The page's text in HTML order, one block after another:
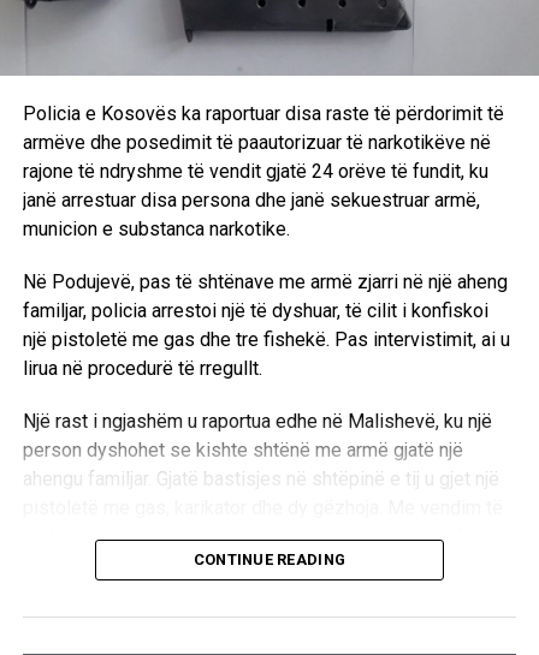
Policia e Kosovës ka raportuar disa raste të përdorimit të
armëve dhe posedimit të paautorizuar të narkotikëve në
rajone të ndryshme të vendit gjatë 24 orëve të fundit, ku
janë arrestuar disa persona dhe janë sekuestruar armë,
municion e substanca narkotike.
Në Podujevë, pas të shtënave me armë zjarri në një aheng
familjar, policia arrestoi një të dyshuar, të cilit i konfiskoi
një pistoletë me gas dhe tre fishekë. Pas intervistimit, ai u
lirua në procedurë të rregullt.
Një rast i ngjashëm u raportua edhe në Malishevë, ku një
person dyshohet se kishte shtënë me armë gjatë një
ahengu familjar. Gjatë bastisjes në shtëpinë e tij u gjet një
prokurorit, i dyshuari u lirua në procedurë të rregullt. Edhe
në Vushtrri, pas të shtënave në një aheng familjar, policia
gjashtë gëzhoja. I dyshuari u intervistua dhe më pas u lirua
CONTINUE READING